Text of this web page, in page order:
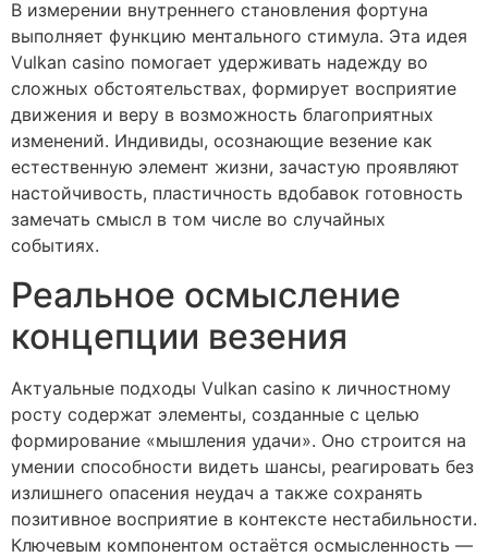
В измерении внутреннего становления фортуна
выполняет функцию ментального стимула. Эта идея
Vulkan casino помогает удерживать надежду во
сложных обстоятельствах, формирует восприятие
движения и веру в возможность благоприятных
изменений. Индивиды, осознающие везение как
естественную элемент жизни, зачастую проявляют
настойчивость, пластичность вдобавок готовность
замечать смысл в том числе во случайных
событиях.
Реальное осмысление
концепции везения
Актуальные подходы Vulkan casino к личностному
росту содержат элементы, созданные с целью
формирование «мышления удачи». Оно строится на
умении способности видеть шансы, реагировать без
излишнего опасения неудач а также сохранять
позитивное восприятие в контексте нестабильности.
Ключевым компонентом остаётся осмысленность —